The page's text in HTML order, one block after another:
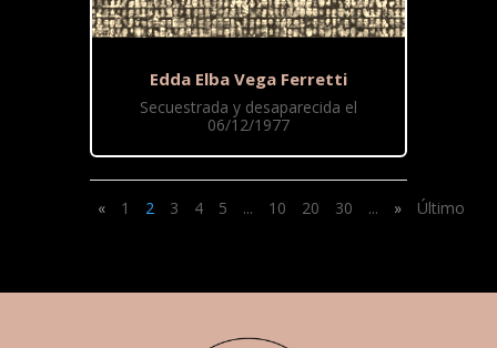
Edda Elba Vega Ferretti
Secuestrada y desaparecida el
06/12/1977
« 1 2 3 4 5 ... 10 20 30 ... » Último